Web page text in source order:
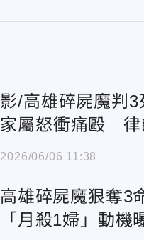
影/高雄碎屍魔判3
家屬怒衝痛毆 律
2遺體仍未尋獲
2026/06/06 11:38
高雄碎屍魔狠奪3
「月殺1婦」動